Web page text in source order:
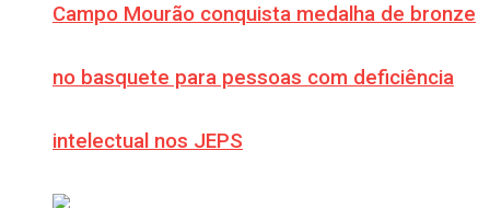
Campo Mourão conquista medalha de bronze
no basquete para pessoas com deficiência
intelectual nos JEPS